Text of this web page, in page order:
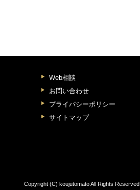
Web相談
お問い合わせ
プライバシーポリシー
サイトマップ
Copyright (C) koujutomato All Rights Reserved.